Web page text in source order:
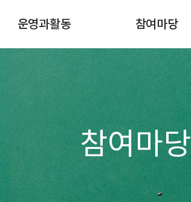
운영과활동
자연드림모임
참여마당
참여마당